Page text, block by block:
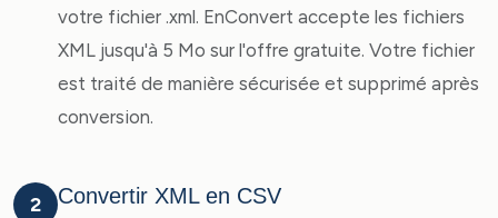
votre fichier .xml. EnConvert accepte les fichiers
XML jusqu'à 5 Mo sur l'offre gratuite. Votre fichier
est traité de manière sécurisée et supprimé après
conversion.
2 Convertir XML en CSV